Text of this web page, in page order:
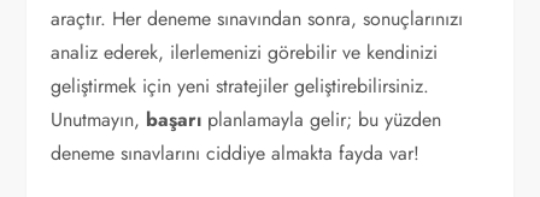
araçtır. Her deneme sınavından sonra, sonuçlarınızı
analiz ederek, ilerlemenizi görebilir ve kendinizi
geliştirmek için yeni stratejiler geliştirebilirsiniz.
Unutmayın, başarı planlamayla gelir; bu yüzden
deneme sınavlarını ciddiye almakta fayda var!